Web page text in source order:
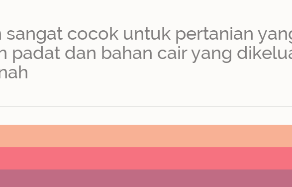
sangat cocok untuk pertanian
padat dan bahan cair yang